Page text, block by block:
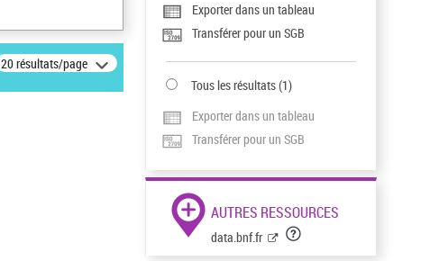
20 résultats/page
Exporter dans un tableau
Transférer pour un SGB
Tous les résultats(1)
Exporter dans un tableau
Transférer pour un SGB
AUTRES RESSOURCES
data.bnf.fr